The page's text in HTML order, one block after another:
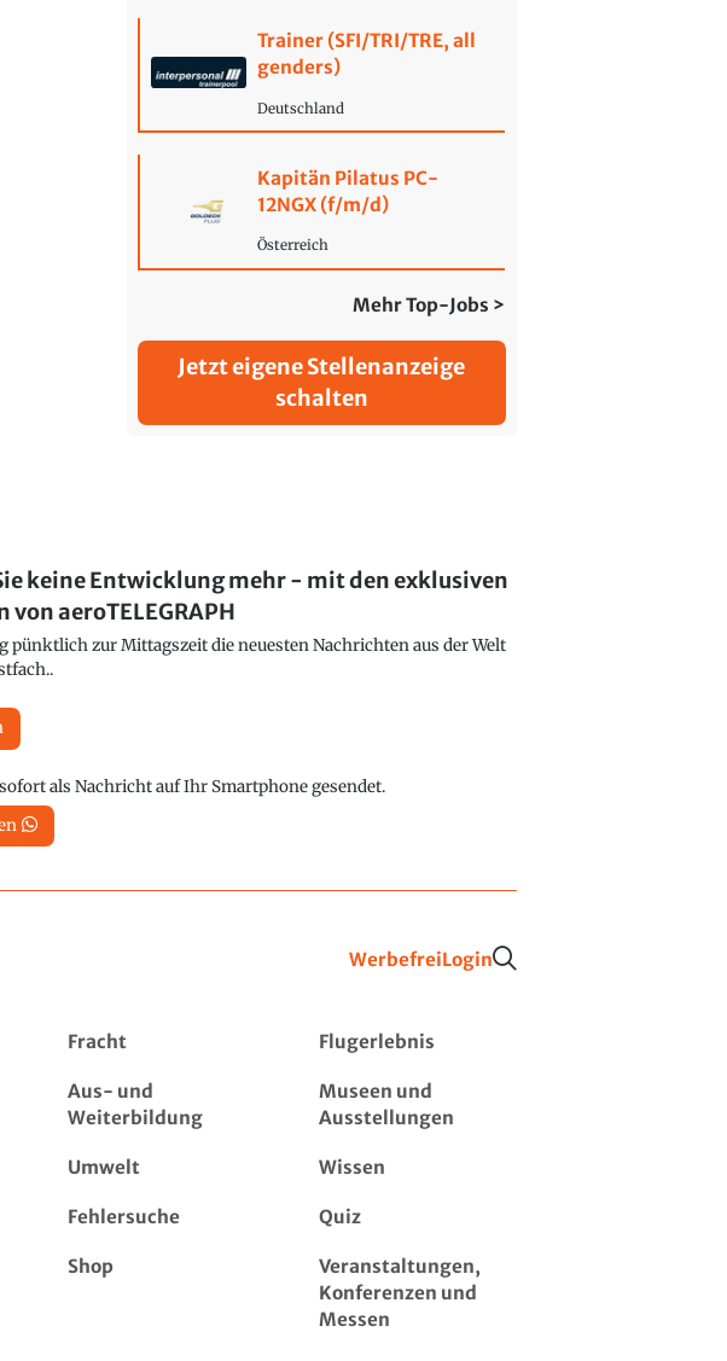
Trainer (SFI/TRI/TRE, all
genders)
Deutschland
Kapitän Pilatus PC-
12NGX (f/m/d)
Österreich
Mehr Top-Jobs >
Jetzt eigene Stellenanzeige
schalten
keine Entwicklung mehr - mit den exklusiven
aeroTELEGRAPH
zur Mittagszeit die neuesten Nachrichten aus der Welt
als Nachricht auf Ihr Smartphone gesendet.
WerbefreiLogin
Fracht Flugerlebnis
Aus- und
Weiterbildung
Museen und
Ausstellungen
Umwelt Wissen
Fehlersuche Quiz
Shop
Veranstaltungen,
Konferenzen und
Messen